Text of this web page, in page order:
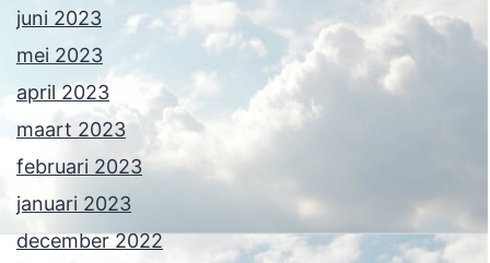
juni 2023
mei 2023
april 2023
maart 2023
februari 2023
januari 2023
december 2022